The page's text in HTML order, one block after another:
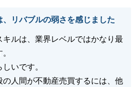
リバブルの弱さを感じました
キルは、業界レベルではかなり最
いです。
の人間が不動産売買するには、他